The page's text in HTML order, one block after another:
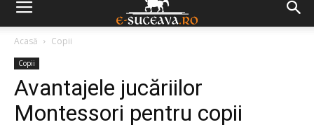
Acasă Copii
Copii
Avantajele jucăriilor
Montessori pentru copii